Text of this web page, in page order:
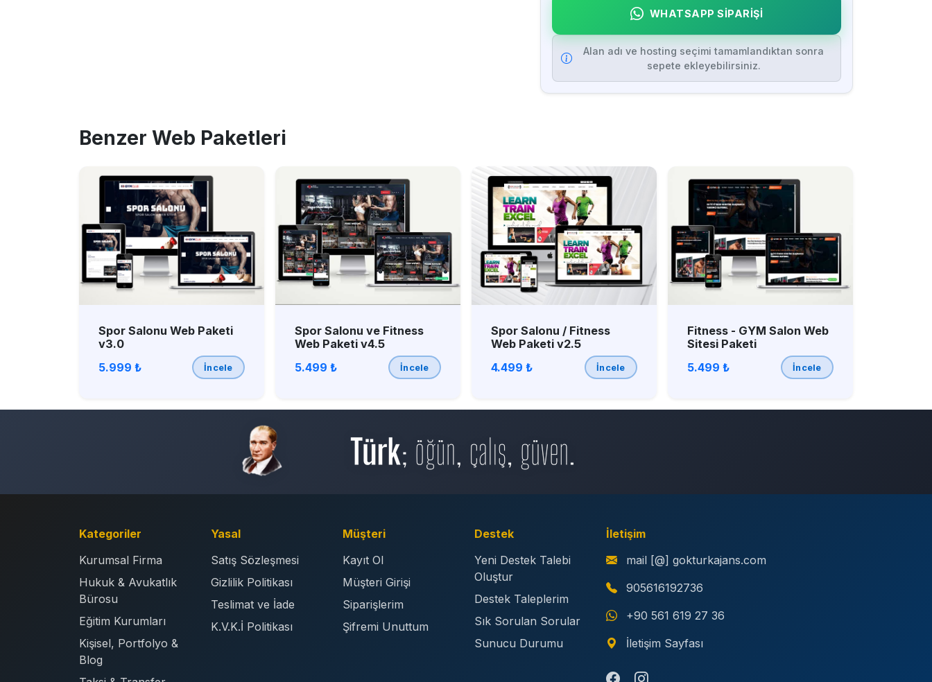
WHATSAPP SİPARİŞİ
Alan adı ve hosting seçimi tamamlandıktan sonra
sepete ekleyebilirsiniz.
Benzer Web Paketleri
Spor Salonu Web Paketi
v3.0
5.999 ₺
İncele
Spor Salonu ve Fitness
Web Paketi v4.5
5.499 ₺
İncele
Spor Salonu / Fitness
Web Paketi v2.5
4.499 ₺
İncele
Fitness - GYM Salon Web
Sitesi Paketi
5.499 ₺
İncele
Kategoriler
Kurumsal Firma
Hukuk & Avukatlık
Bürosu
Eğitim Kurumları
Kişisel, Portfolyo &
Blog
Yasal
Satış Sözleşmesi
Gizlilik Politikası
Teslimat ve İade
K.V.K.İ Politikası
Müşteri
Kayıt Ol
Müşteri Girişi
Siparişlerim
Şifremi Unuttum
Destek
Yeni Destek Talebi
Oluştur
Destek Taleplerim
Sık Sorulan Sorular
Sunucu Durumu
İletişim
mail [@] gokturkajans.com
905616192736
+90 561 619 27 36
İletişim Sayfası